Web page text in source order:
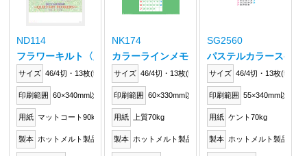
ND114
フラワーキルト〈彦阪泉作品集〉
サイズ 46/4切・13枚(538×380mm)
印刷範囲 60×340mm以内
用紙 マットコート90kg
製本 ホットメルト製品
NK174
カラーラインメモ
サイズ 46/4切・13枚(538.5×380mm)
印刷範囲 60×330mm以内
用紙 上質70kg
製本 ホットメルト製品
SG2560
パステルカラースケ
サイズ 46/4切・13枚
印刷範囲 55×340mm以内
用紙 ケント70kg
製本 ホットメルト製品